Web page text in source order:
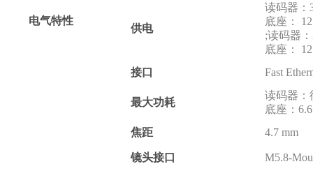
电气特性
供电
读码器
底座
;读码器
底座：
接口
Fast
最大功耗
读码器
底座：
焦距 4.7 mm
镜头接口 M5.8-